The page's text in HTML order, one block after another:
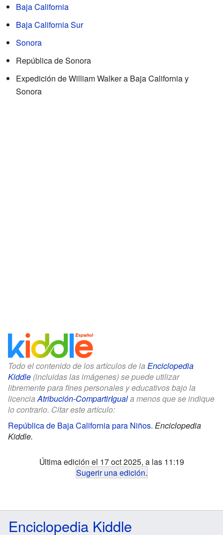
Baja California
Baja California Sur
Sonora
República de Sonora
Expedición de William Walker a Baja California y
Sonora
Todo el contenido de los artículos de la Enciclopedia
Kiddle (incluidas las imágenes) se puede utilizar
libremente para fines personales y educativos bajo la
licenciaAtribución-CompartirIguala menos que se indique
lo contrario. Citar este artículo:
República de Baja California para Niños. Enciclopedia
Kiddle.
Última edición el 17 oct 2025, a las 11:19
Sugerir una edición.
Enciclopedia Kiddle